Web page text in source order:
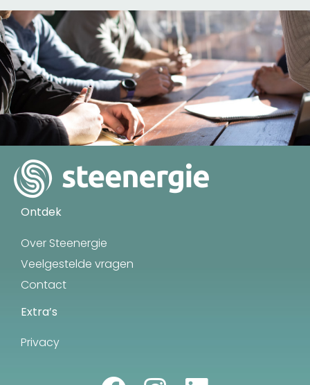
Ontdek
Over Steenergie
Veelgestelde vragen
Contact
Extra’s
Privacy